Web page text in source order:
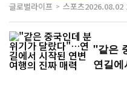
글로벌라이프 스포츠2026.08.02
"같은
연길